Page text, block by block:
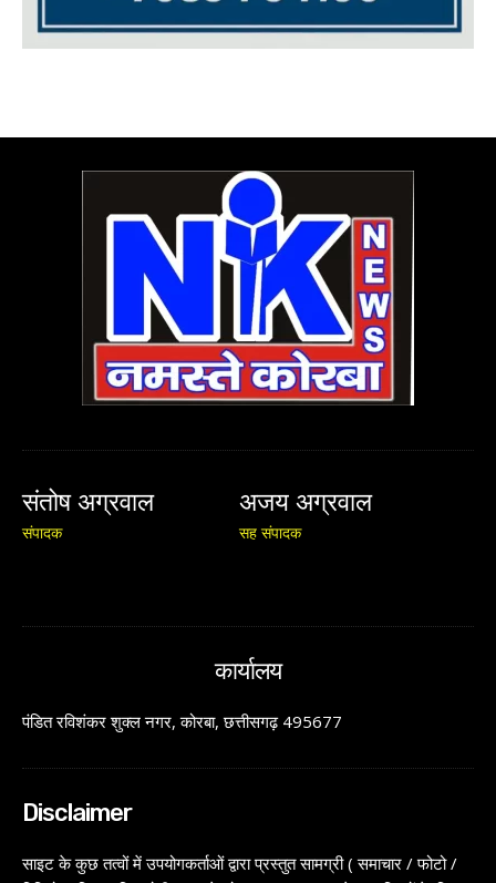
संतोष अग्रवाल
संपादक
अजय अग्रवाल
सह संपादक
कार्यालय
पंडित रविशंकर शुक्ल नगर, कोरबा, छत्तीसगढ़ 495677
Disclaimer
साइट के कुछ तत्वों में उपयोगकर्ताओं द्वारा प्रस्तुत सामग्री ( समाचार / फोटो /